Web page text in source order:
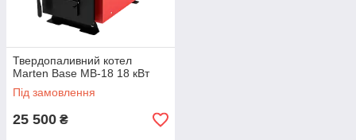
Твердопаливний котел
Marten Base MB-18 18 кВт
Під замовлення
25 500 ₴